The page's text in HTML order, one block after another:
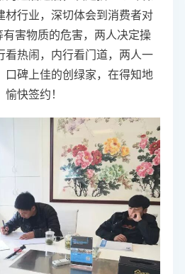
材行业，深切体会到消费者对
害物质的危害，两人决定操
看热闹，内行看门道，两人一
口碑上佳的创绿家，在得知地
快签约！